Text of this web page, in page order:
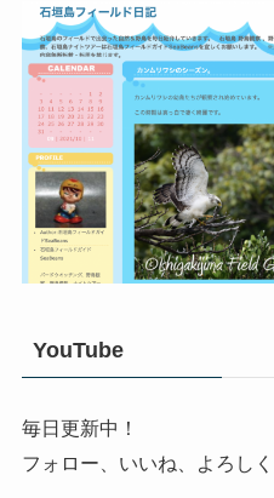
YouTube
毎日更新中！
フォロー、いいね、よろし